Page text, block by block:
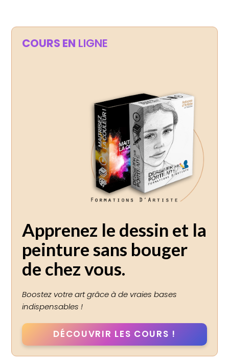
COURS EN LIGNE
Apprenez le dessin et la
peinture sans bouger
de chez vous.
Boostez votre art grâce à de vraies bases
indispensables !
DÉCOUVRIR LES COURS !